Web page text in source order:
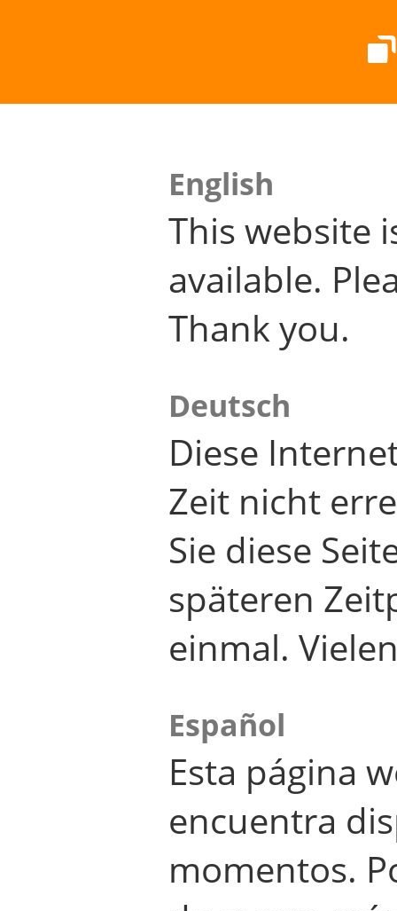
English
This website
available.
Thank you.
Deutsch
Diese
Zeit nicht
Sie diese
späteren
einmal.
Español
Esta página
encuentra
momentos.